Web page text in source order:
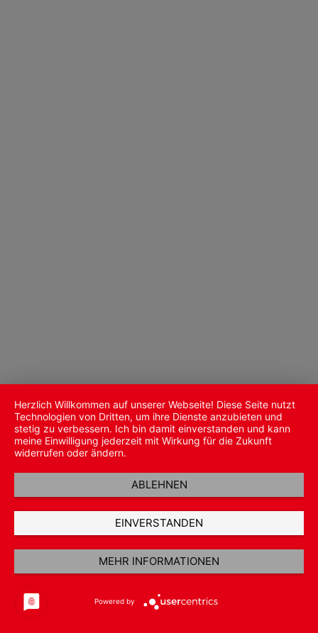
Herzlich Willkommen auf unserer Webseite! Diese Seite nutzt
Technologien von Dritten, um ihre Dienste anzubieten und
stetig zu verbessern. Ich bin damit einverstanden und kann
meine Einwilligung jederzeit mit Wirkung für die Zukunft
widerrufen oder ändern.
ABLEHNEN
EINVERSTANDEN
MEHR INFORMATIONEN
Powered by